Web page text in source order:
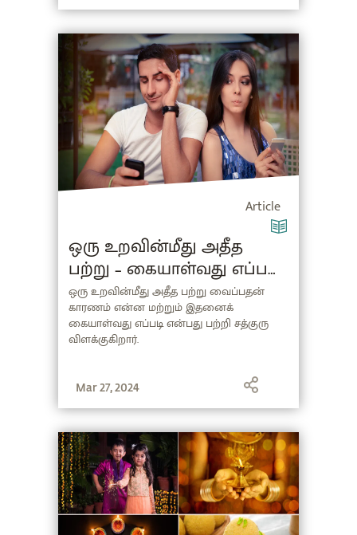
Article
ஒரு உறவின்மீது அதீத
பற்று – கையாள்வது எப்படி?
(Possessiveness in Tamil)
ஒரு உறவின்மீது அதீத பற்று வைப்பதன்
காரணம் என்ன மற்றும் இதனைக்
கையாள்வது எப்படி என்பது பற்றி சத்குரு
விளக்குகிறார்.
Mar 27, 2024